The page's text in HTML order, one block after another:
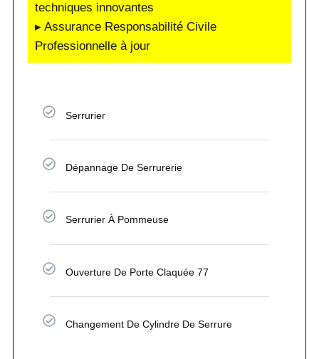
techniques innovantes
▸ Assurance Responsabilité Civile
Professionnelle à jour
Serrurier
Dépannage De Serrurerie
Serrurier À Pommeuse
Ouverture De Porte Claquée 77
Changement De Cylindre De Serrure